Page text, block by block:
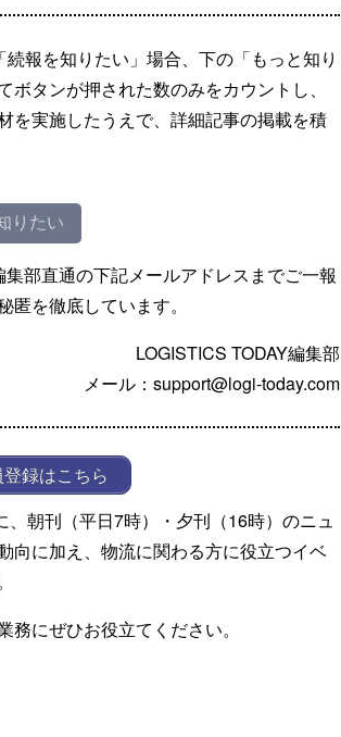
報を知りたい」場合、下の「もっと知り
タンが押された数のみをカウントし、
を実施したうえで、詳細記事の掲載を積
りたい
部直通の下記メールアドレスまでご一報
を徹底しています。
LOGISTICS TODAY編集部
メール：support@logi-today.com
録はこちら
、朝刊（平日7時）・夕刊（16時）のニュ
向に加え、物流に関わる方に役立つイベ
にぜひお役立てください。